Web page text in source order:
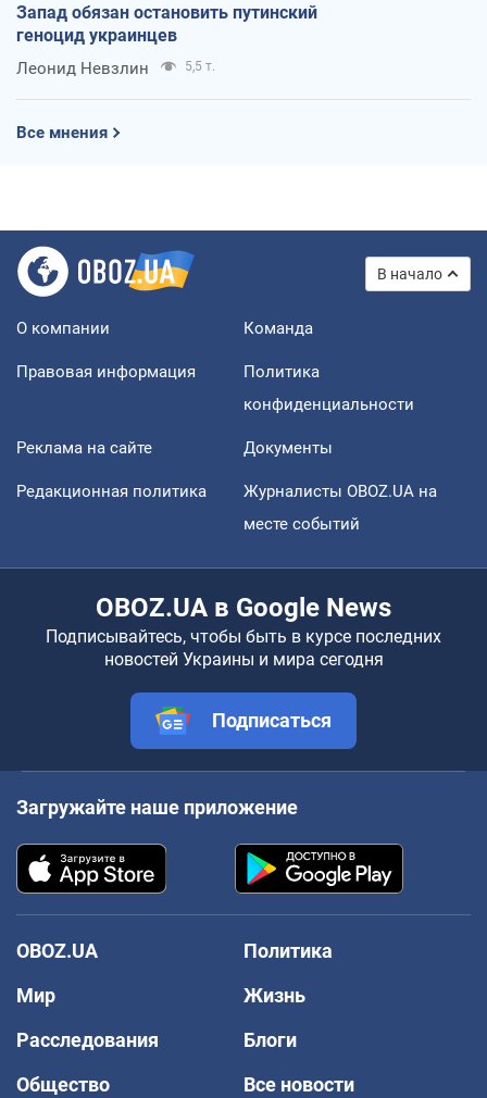
Запад обязан остановить путинский
геноцид украинцев
Леонид Невзлин 5,5 т.
Все мнения
В начало
О компании Команда
Правовая информация
Политика
конфиденциальности
Реклама на сайте Документы
Редакционная политика
Журналисты OBOZ.UA на
месте событий
OBOZ.UA в Google News
Подписывайтесь, чтобы быть в курсе последних
новостей Украины и мира сегодня
Подписаться
Загружайте наше приложение
OBOZ.UA
Политика
Мир
Жизнь
Расследования
Блоги
Общество
Все новости